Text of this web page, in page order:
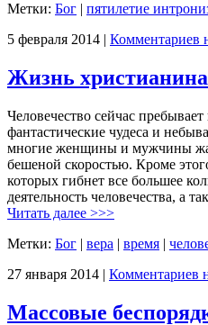
Метки: Бог | пятилетие
5 февраля 2014 | Комментариев
Жизнь
Человечество сейчас
фантастические чудеса и
многие женщины и мужчины
бешеной скоростью. Кроме
которых гибнет все большее
деятельность человечества, а
Читать далее >>>
Метки: Бог | вера | время |
27 января 2014 | Комментариев
Массовые